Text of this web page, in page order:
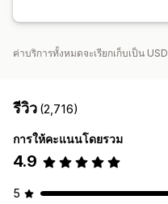
ค่าบริการทั้งหมดจะเรียกเก็บเป็น USD
รีวิว (2,716)
การให้คะแนนโดยรวม
4.9
5